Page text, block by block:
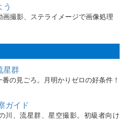
画撮影、ステライメージで画像処理
星群
の見ごろ。月明かりゼロの好条件！
ガイド
川、流星群、星空撮影。初級者向け